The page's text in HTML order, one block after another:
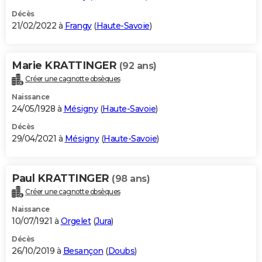
Décès
21/02/2022 à Frangy(Haute-Savoie)
Marie KRATTINGER (92 ans)
Créer une cagnotte obsèques
Naissance
24/05/1928 à Mésigny(Haute-Savoie)
Décès
29/04/2021 à Mésigny(Haute-Savoie)
Paul KRATTINGER (98 ans)
Créer une cagnotte obsèques
Naissance
10/07/1921 à Orgelet(Jura)
Décès
26/10/2019 à Besançon (Doubs)